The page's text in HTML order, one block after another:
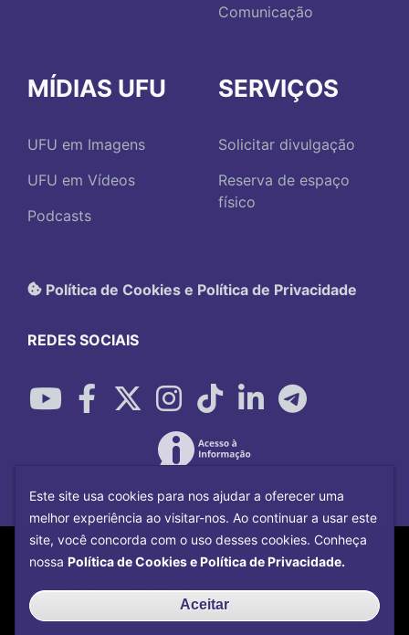
Comunicação
MÍDIAS UFU
UFU em Imagens
UFU em Vídeos
Podcasts
SERVIÇOS
Solicitar divulgação
Reserva de espaço
físico
Política de Cookies e Política de Privacidade
REDES SOCIAIS
Copyright©2026 Universidade Federal
Uberlândia.
Desenvolvido porCentro de Tecnologia da
Informação e Comunicação
Este site usa cookies para nos ajudar a oferecer uma
melhor experiência ao visitar-nos. Ao continuar a usar este
site, você concorda com o uso desses cookies. Conheça
nossa Política de Cookies e Política de Privacidade.
Aceitar